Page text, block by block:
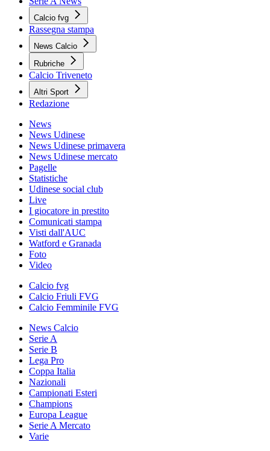
Calcio fvg
Rassegna stampa
News Calcio
Rubriche
Calcio Triveneto
Altri Sport
Redazione
News
News Udinese
News Udinese primavera
News Udinese mercato
Pagelle
Statistiche
Udinese social club
Live
I giocatore in prestito
Comunicati stampa
Visti dall'AUC
Watford e Granada
Foto
Video
Calcio fvg
Calcio Friuli FVG
Calcio Femminile FVG
News Calcio
Serie A
Serie B
Lega Pro
Coppa Italia
Nazionali
Campionati Esteri
Champions
Europa League
Serie A Mercato
Varie